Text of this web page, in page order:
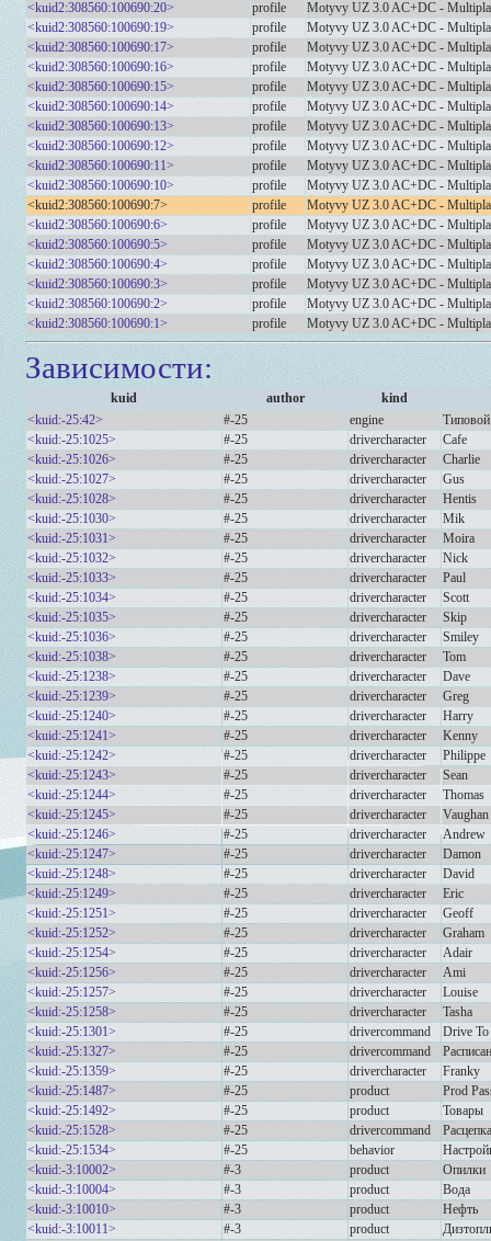
<kuid2:308560:100690:20>
profile
Motyvy UZ 3.0 AC+DC -
<kuid2:308560:100690:19>
profile
Motyvy UZ 3.0 AC+DC -
<kuid2:308560:100690:17>
profile
Motyvy UZ 3.0 AC+DC -
<kuid2:308560:100690:16>
profile
Motyvy UZ 3.0 AC+DC -
<kuid2:308560:100690:15>
profile
Motyvy UZ 3.0 AC+DC -
<kuid2:308560:100690:14>
profile
Motyvy UZ 3.0 AC+DC -
<kuid2:308560:100690:13>
profile
Motyvy UZ 3.0 AC+DC -
<kuid2:308560:100690:12>
profile
Motyvy UZ 3.0 AC+DC -
<kuid2:308560:100690:11>
profile
Motyvy UZ 3.0 AC+DC -
<kuid2:308560:100690:10>
profile
Motyvy UZ 3.0 AC+DC -
<kuid2:308560:100690:7>
profile
Motyvy UZ 3.0 AC+DC -
<kuid2:308560:100690:6>
profile
Motyvy UZ 3.0 AC+DC -
<kuid2:308560:100690:5>
profile
Motyvy UZ 3.0 AC+DC -
<kuid2:308560:100690:4>
profile
Motyvy UZ 3.0 AC+DC -
<kuid2:308560:100690:3>
profile
Motyvy UZ 3.0 AC+DC -
<kuid2:308560:100690:2>
profile
Motyvy UZ 3.0 AC+DC -
<kuid2:308560:100690:1>
profile Motyvy UZ 3.0 AC+DC -
Зависимости:
kuid author
kind
<kuid:-25:42>
#-25 engine
<kuid:-25:1025>
#-25 drivercharacter
Cafe
<kuid:-25:1026>
#-25 drivercharacter
Charlie
<kuid:-25:1027>
#-25 drivercharacter
Gus
<kuid:-25:1028>
#-25 drivercharacter
Hentis
<kuid:-25:1030>
#-25 drivercharacter
Mik
<kuid:-25:1031>
#-25 drivercharacter
Moira
<kuid:-25:1032>
#-25 drivercharacter
Nick
<kuid:-25:1033>
#-25 drivercharacter
Paul
<kuid:-25:1034>
#-25 drivercharacter
Scott
<kuid:-25:1035>
#-25 drivercharacter
Skip
<kuid:-25:1036>
#-25 drivercharacter
Smiley
<kuid:-25:1038>
#-25 drivercharacter
Tom
<kuid:-25:1238>
#-25 drivercharacter
Dave
<kuid:-25:1239>
#-25 drivercharacter
Greg
<kuid:-25:1240>
#-25 drivercharacter
Harry
<kuid:-25:1241>
#-25 drivercharacter
Kenny
<kuid:-25:1242>
#-25 drivercharacter
Philippe
<kuid:-25:1243>
#-25 drivercharacter
Sean
<kuid:-25:1244>
#-25 drivercharacter
Thomas
<kuid:-25:1245>
#-25 drivercharacter
Vaughan
<kuid:-25:1246>
#-25 drivercharacter
Andrew
<kuid:-25:1247>
#-25 drivercharacter
Damon
<kuid:-25:1248>
#-25 drivercharacter
David
<kuid:-25:1249>
#-25 drivercharacter
Eric
<kuid:-25:1251>
#-25 drivercharacter
Geoff
<kuid:-25:1252>
#-25 drivercharacter
Graham
<kuid:-25:1254>
#-25 drivercharacter
Adair
<kuid:-25:1256>
#-25 drivercharacter
Ami
<kuid:-25:1257>
#-25 drivercharacter
Louise
<kuid:-25:1258>
#-25 drivercharacter
Tasha
<kuid:-25:1301>
#-25 drivercommand
Drive
<kuid:-25:1327>
#-25 drivercommand
<kuid:-25:1359>
#-25 drivercharacter
Franky
<kuid:-25:1487>
#-25 product
Prod
<kuid:-25:1492>
#-25 product
Товары
<kuid:-25:1528>
#-25 drivercommand
Расцепка
<kuid:-25:1534>
#-25 behavior
<kuid:-3:10002>
#-3 product
Опилки
<kuid:-3:10004>
#-3 product
Вода
<kuid:-3:10010>
#-3 product
Нефть
<kuid:-3:10011>
#-3 product